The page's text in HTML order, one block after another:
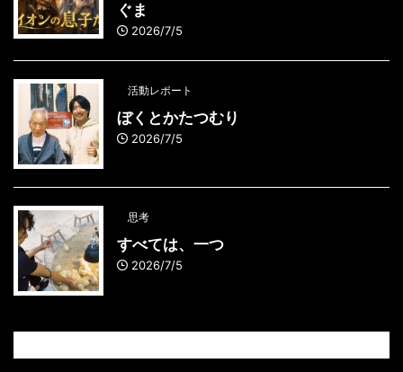
ぐま
2026/7/5
活動レポート
ぼくとかたつむり
2026/7/5
思考
すべては、一つ
2026/7/5